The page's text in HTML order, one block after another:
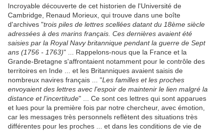
Incroyable découverte de cet historien de l'Université de
Cambridge, Renaud Morieux, qui trouve dans une boîte
d'archives "trois piles de lettres scellées datant du 18ème siècle
adressées à des marins français. Ces dernières avaient été
saisies par la Royal Navy britannique pendant la guerre de Sept
ans (1756 - 1763)" ... Rappelons-nous que la France et la
Grande-Bretagne s'affrontaient notamment pour le contrôle des
territoires en Inde ... et les Britanniques avaient saisis de
nombreux navires français ... "Les familles et les proches
envoyaient des lettres avec l'espoir de maintenir le lien malgré la
distance et l'incertitude" ... Ce sont ces lettres qui sont apparues
et lues pour la première fois par notre chercheur, avec émotion,
car les messages très personnels reflètent des situations très
différentes pour les proches ... et dans les conditions de vie de